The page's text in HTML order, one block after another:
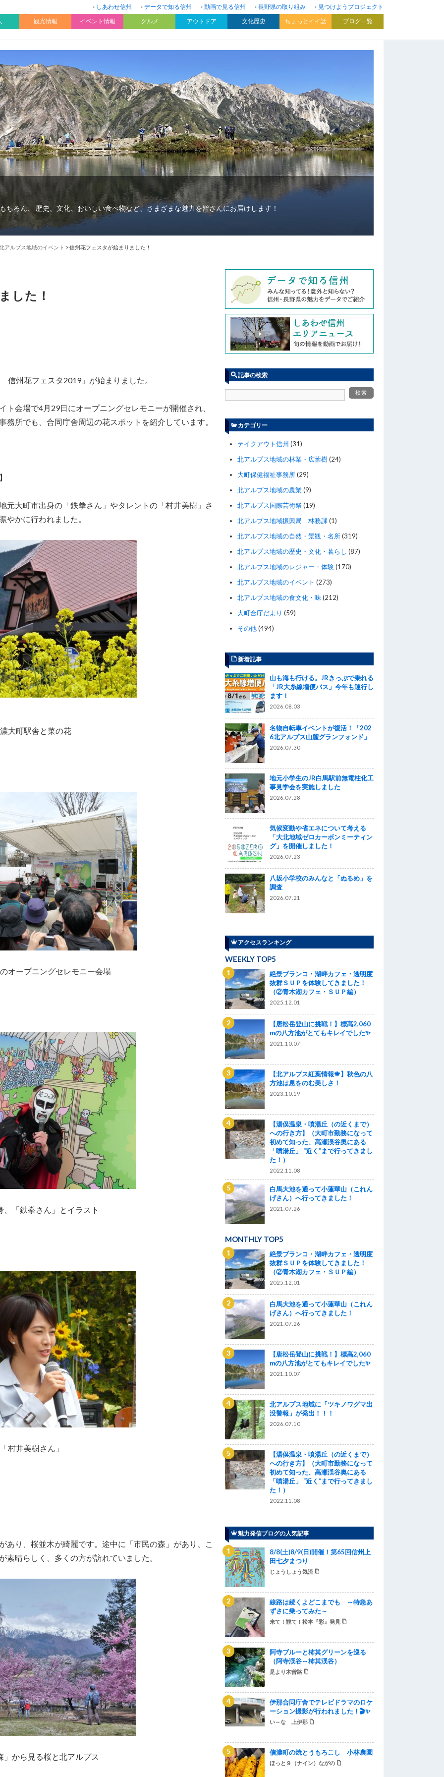
しあわせ信州 データで知る信州 動画で見る信州 長野県の取り組み
見つけようプロジェクト
観光情報 イベント情報 グルメ アウトドア 文化歴史 ちょっとイイ話 ブログ一覧
ちろん、 歴史、文化、おいしい食べ物など、さまざまな魅力を皆さんにお届けします！
アルプス地域のイベント >信州花フェスタが始まりました！
した！
州花フェスタ2019」が始まりました。
会場で4月29日にオープニングセレモニーが開催され、
所でも、合同庁舎周辺の花スポットを紹介しています。
元大町市出身の「鉄拳さん」やタレントの「村井美樹」さ
やかに行われました。
大町駅舎と菜の花
オープニングセレモニー会場
、「鉄拳さん」とイラスト
「村井美樹さん」
あり、桜並木が綺麗です。途中に「市民の森」があり、こ
晴らしく、多くの方が訪れていました。
」から見る桜と北アルプス
記事の検索
カテゴリー
テイクアウト信州 (31)
北アルプス地域の林業・広葉樹(24)
大町保健福祉事務所(29)
北アルプス地域の農業(9)
北アルプス国際芸術祭(19)
北アルプス地域振興局 林務課 (1)
北アルプス地域の自然・景観・名所(319)
北アルプス地域の歴史・文化・暮らし (87)
北アルプス地域のレジャー・体験(170)
北アルプス地域のイベント (273)
北アルプス地域の食文化・味(212)
大町合庁だより (59)
その他(494)
新着記事
山も海も行ける。JRきっぷで乗れる
「JR大糸線増便バス」今年も運行し
ます！
2026.08.03
名物自転車イベントが復活！「202
6北アルプス山麓グランフォンド」
2026.07.30
地元小学生のJR白馬駅前無電柱化工
事見学会を実施しました
2026.07.28
気候変動や省エネについて考える
「大北地域ゼロカーボンミーティン
グ」を開催しました！
2026.07.23
八坂小学校のみんなと「ぬるめ」を
調査
2026.07.21
アクセスランキング
WEEKLY TOP5
絶景ブランコ・湖畔カフェ・透明度
抜群ＳＵＰを体験してきました！
（②青木湖カフェ・ＳＵＰ編）
2025.12.01
【唐松岳登山に挑戦！】標高2,060
mの八方池がとてもキレイでした✨
2021.10.07
【北アルプス紅葉情報🍁】秋色の八
方池は息をのむ美しさ！
2023.10.19
【湯俣温泉・噴湯丘（の近くまで）
への行き方】（大町市勤務になって
初めて知った、高瀬渓谷奥にある
「噴湯丘」 “近く”まで行ってきまし
た！）
2022.11.08
白馬大池を通って小蓮華山（これん
げさん）へ行ってきました！
2021.07.26
MONTHLY TOP5
絶景ブランコ・湖畔カフェ・透明度
抜群ＳＵＰを体験してきました！
（②青木湖カフェ・ＳＵＰ編）
2025.12.01
白馬大池を通って小蓮華山（これん
げさん）へ行ってきました！
2021.07.26
【唐松岳登山に挑戦！】標高2,060
mの八方池がとてもキレイでした✨
2021.10.07
北アルプス地域に「ツキノワグマ出
没警報」が発出！！！
2026.07.10
【湯俣温泉・噴湯丘（の近くまで）
への行き方】（大町市勤務になって
初めて知った、高瀬渓谷奥にある
「噴湯丘」 “近く”まで行ってきまし
た！）
2022.11.08
魅力発信ブログの人気記事
8/8(土)8/9(日)開催！第65回信州上
田七夕まつり
じょうしょう気流
線路は続くよどこまでも ～特急あ
ずさに乗ってみた～
来て！観て！松本『彩』発見
阿寺ブルーと柿其グリーンを巡る
（阿寺渓谷～柿其渓谷）
是より木曽路
伊那合同庁舎でテレビドラマのロケ
ーション撮影が行われました！🎬✨
い～な 上伊那
信濃町の焼とうもろこし 小林農園
ほっと９（ナイン）ながの